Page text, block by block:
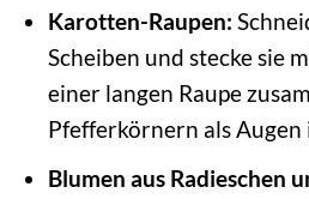
Karotten-Raupen:
Scheiben und stecke sie
einer langen Raupe
Pfefferkörnern als Augen
Blumen aus Radieschen